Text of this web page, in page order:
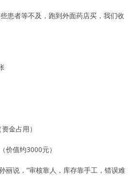
患者等不及，跑到外面药店买，我们收
金占用）
价值约3000元）
孙丽说，”审核靠人，库存靠手工，错误难